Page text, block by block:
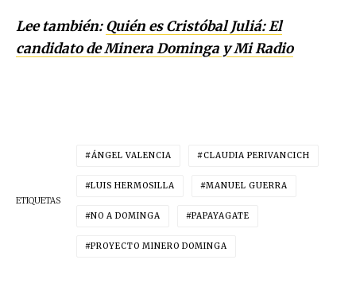
Lee también:Quién es Cristóbal Juliá: El
candidato de Minera Dominga y Mi Radio
ETIQUETAS
ÁNGEL VALENCIA CLAUDIA PERIVANCICH
LUIS HERMOSILLA MANUEL GUERRA
NO A DOMINGA PAPAYAGATE
PROYECTO MINERO DOMINGA